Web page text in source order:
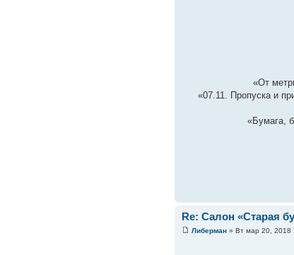
«От
«07.11. Пропуска и
«Бумага,
Re: Салон «Старая
Либерман » Вт мар 20, 2018